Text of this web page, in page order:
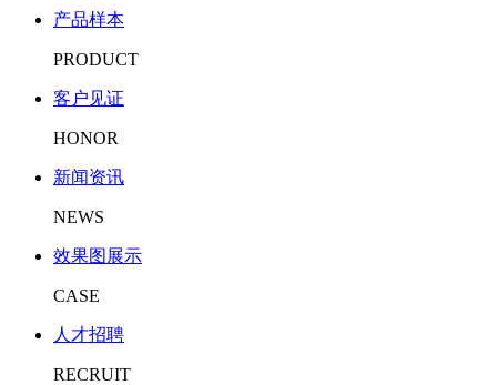
产品样本
PRODUCT
客户见证
HONOR
新闻资讯
NEWS
效果图展示
CASE
人才招聘
RECRUIT